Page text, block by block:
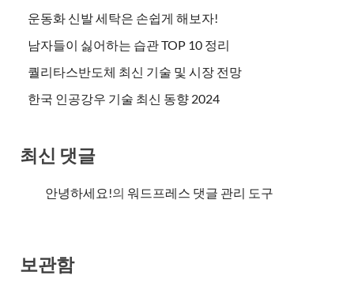
운동화 신발 세탁은 손쉽게 해보자!
남자들이 싫어하는 습관 TOP 10 정리
퀄리타스반도체 최신 기술 및 시장 전망
한국 인공강우 기술 최신 동향 2024
최신 댓글
안녕하세요!의 워드프레스 댓글 관리 도구
보관함